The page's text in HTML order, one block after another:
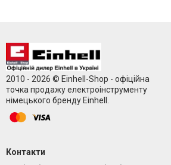
2010 - 2026 © Einhell-Shop - офіційна
точка продажу електроінструменту
німецького бренду Einhell.
Контакти